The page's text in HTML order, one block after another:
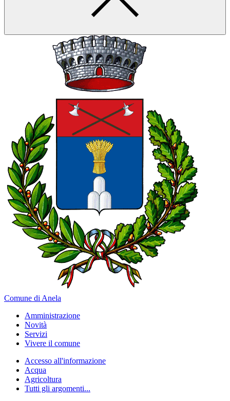
Comune di Anela
Amministrazione
Novità
Servizi
Vivere il comune
Accesso all'informazione
Acqua
Agricoltura
Tutti gli argomenti...